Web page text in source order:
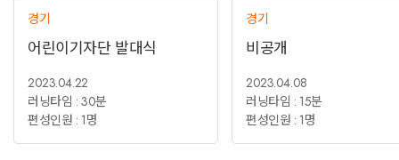
경기
어린이기자단 발대식
2023.04.22
러닝타임 : 30분
편성인원 : 1명
경기
비공개
2023.04.08
러닝타임 : 15분
편성인원 : 1명